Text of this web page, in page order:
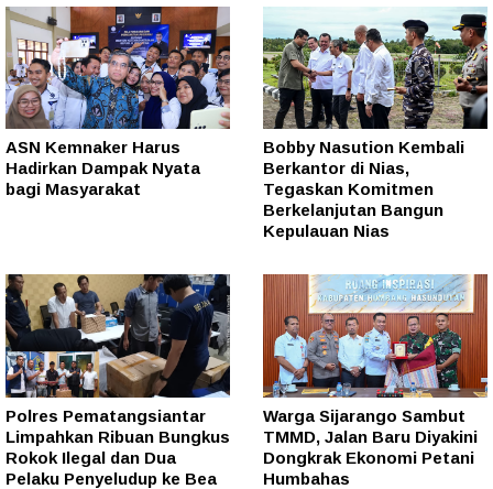
ASN Kemnaker Harus
Hadirkan Dampak Nyata
bagi Masyarakat
Bobby Nasution Kembali
Berkantor di Nias,
Tegaskan Komitmen
Berkelanjutan Bangun
Kepulauan Nias
Polres Pematangsiantar
Limpahkan Ribuan Bungkus
Rokok Ilegal dan Dua
Pelaku Penyeludup ke Bea
Warga Sijarango Sambut
TMMD, Jalan Baru Diyakini
Dongkrak Ekonomi Petani
Humbahas